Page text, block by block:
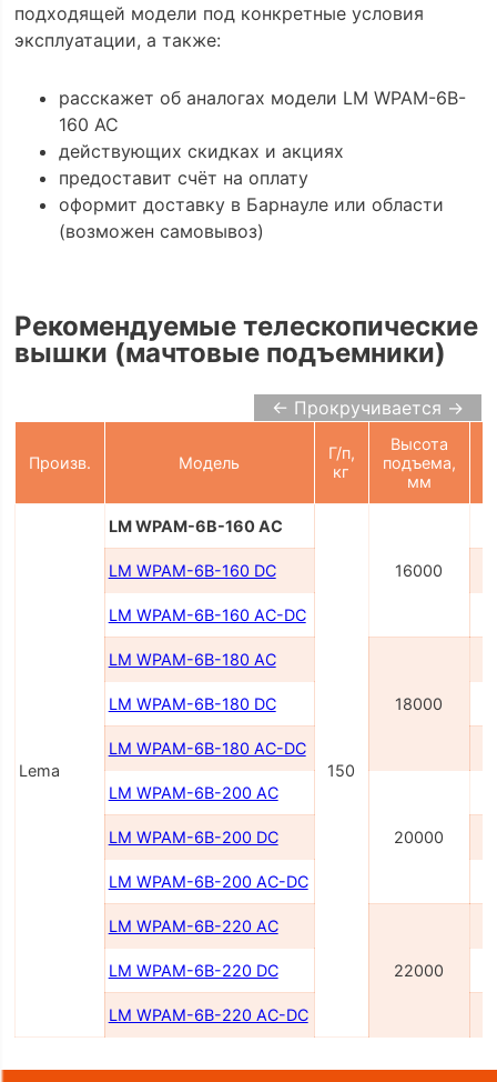
подходящей модели под конкретные условия
эксплуатации, а также:
расскажет об аналогах модели LM WPAM-6B-
160 AC
действующих скидках и акциях
предоставит счёт на оплату
оформит доставку в Барнауле или области
(возможен самовывоз)
Рекомендуемые телескопические
вышки (мачтовые подъемники)
← Прокручивается →
Произв. Модель
Г/п,
кг
Высота
подъема,
мм
Lema
LM WPAM-6B-160 AC
150
16000
LM WPAM-6B-160 DC
LM WPAM-6B-160 AC-DC
LM WPAM-6B-180 AC
18000
LM WPAM-6B-180 DC
LM WPAM-6B-180 AC-DC
LM WPAM-6B-200 AC
20000
LM WPAM-6B-200 DC
LM WPAM-6B-200 AC-DC
LM WPAM-6B-220 AC
22000
LM WPAM-6B-220 DC
LM WPAM-6B-220 AC-DC